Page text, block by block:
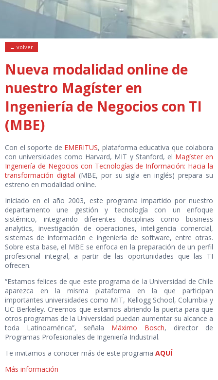
← volver
Nueva modalidad online de
nuestro Magíster en
Ingeniería de Negocios con TI
(MBE)
Con el soporte de EMERITUS, plataforma educativa que colabora
con universidades como Harvard, MIT y Stanford, el Magíster en
Ingeniería de Negocios con Tecnologías de Información: Hacia la
transformación digital (MBE, por su sigla en inglés) prepara su
estreno en modalidad online.
Iniciado en el año 2003, este programa impartido por nuestro
departamento une gestión y tecnología con un enfoque
sistémico, integrando diferentes disciplinas como business
analytics, investigación de operaciones, inteligencia comercial,
sistemas de información e ingeniería de software, entre otras.
Sobre esta base, el MBE se enfoca en la preparación de un perfil
profesional integral, a partir de las oportunidades que las TI
ofrecen.
“Estamos felices de que este programa de la Universidad de Chile
aparezca en la misma plataforma en la que participan
importantes universidades como MIT, Kellogg School, Columbia y
UC Berkeley. Creemos que estamos abriendo la puerta para que
otros programas de la Universidad puedan aumentar su alcance a
toda Latinoamérica”, señala Máximo Bosch, director de
Programas Profesionales de Ingeniería Industrial.
Te invitamos a conocer más de este programa AQUÍ
Más información